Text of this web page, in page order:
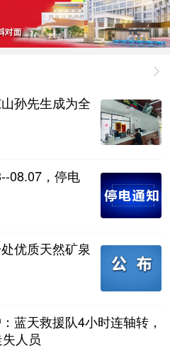
孙先生成为全
08.07，停电
优质天然矿泉
蓝天救援队4小时连轴转，
人员